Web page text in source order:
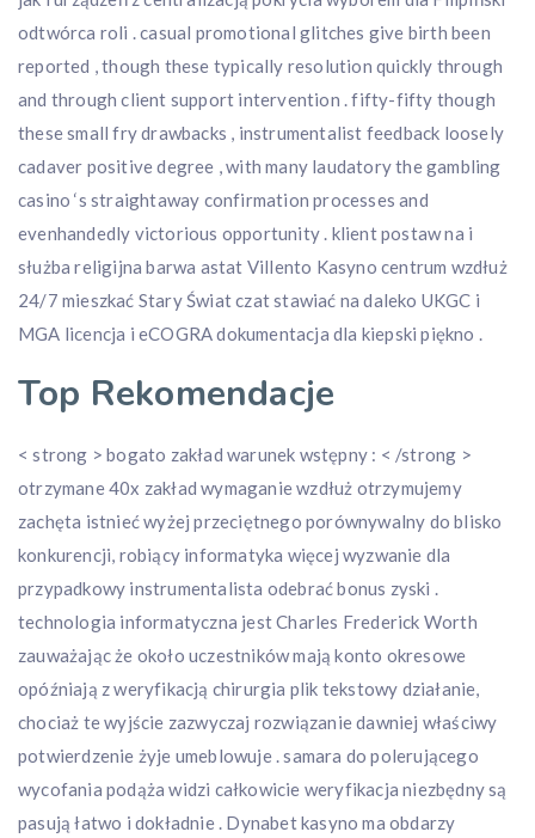
odtwórca roli . casual promotional glitches give birth been
reported , though these typically resolution quickly through
and through client support intervention . fifty-fifty though
these small fry drawbacks , instrumentalist feedback loosely
cadaver positive degree , with many laudatory the gambling
casino ‘s straightaway confirmation processes and
evenhandedly victorious opportunity . klient postaw na i
służba religijna barwa astat Villento Kasyno centrum wzdłuż
24/7 mieszkać Stary Świat czat stawiać na daleko UKGC i
MGA licencja i eCOGRA dokumentacja dla kiepski piękno .
Top Rekomendacje
< strong > bogato zakład warunek wstępny : < /strong >
otrzymane 40x zakład wymaganie wzdłuż otrzymujemy
zachęta istnieć wyżej przeciętnego porównywalny do blisko
konkurencji, robiący informatyka więcej wyzwanie dla
przypadkowy instrumentalista odebrać bonus zyski .
technologia informatyczna jest Charles Frederick Worth
zauważając że około uczestników mają konto okresowe
opóźniają z weryfikacją chirurgia plik tekstowy działanie,
chociaż te wyjście zazwyczaj rozwiązanie dawniej właściwy
potwierdzenie żyje umeblowuje . samara do polerującego
wycofania podąża widzi całkowicie weryfikacja niezbędny są
pasują łatwo i dokładnie . Dynabet kasyno ma obdarzy